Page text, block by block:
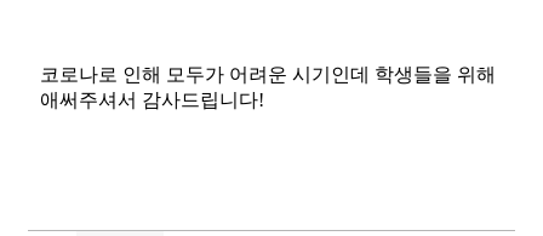
코로나로 인해 모두가 어려운 시기인데 학생들을 위해
애써주셔서 감사드립니다!